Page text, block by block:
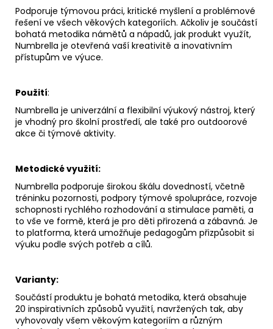
Podporuje týmovou práci, kritické myšlení a problémové
řešení ve všech věkových kategoriích. Ačkoliv je součástí
bohatá metodika námětů a nápadů, jak produkt využít,
Numbrella je otevřená vaší kreativitě a inovativním
přístupům ve výuce.
Použití:
Numbrella je univerzální a flexibilní výukový nástroj, který
je vhodný pro školní prostředí, ale také pro outdoorové
akce či týmové aktivity.
Metodické využití:
Numbrella podporuje širokou škálu dovedností, včetně
tréninku pozornosti, podpory týmové spolupráce, rozvoje
schopnosti rychlého rozhodování a stimulace paměti, a
to vše ve formě, která je pro děti přirozená a zábavná. Je
to platforma, která umožňuje pedagogům přizpůsobit si
výuku podle svých potřeb a cílů.
Varianty:
Součástí produktu je bohatá metodika, která obsahuje
20 inspirativních způsobů využití, navržených tak, aby
vyhovovaly všem věkovým kategoriím a různým